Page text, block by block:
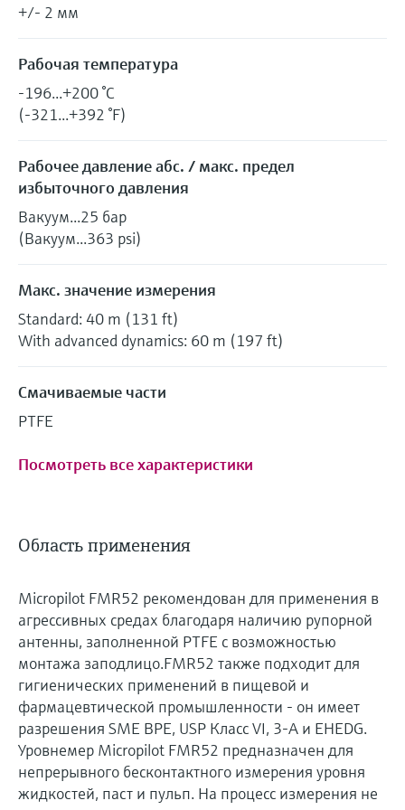
+/- 2 мм
Рабочая температура
-196...+200 °C
(-321...+392 °F)
Рабочее давление абс. / макс. предел
избыточного давления
Вакуум...25 бар
(Вакуум...363 psi)
Макс. значение измерения
Standard: 40 m (131 ft)
With advanced dynamics: 60 m (197 ft)
Смачиваемые части
PTFE
Посмотреть все характеристики
Область применения
Micropilot FMR52 рекомендован для применения в
агрессивных средах благодаря наличию рупорной
антенны, заполненной PTFE с возможностью
монтажа заподлицо.FMR52 также подходит для
гигиенических применений в пищевой и
фармацевтической промышленности - он имеет
разрешения SME BPE, USP Класс VI, 3-A и EHEDG.
Уровнемер Micropilot FMR52 предназначен для
непрерывного бесконтактного измерения уровня
жидкостей, паст и пульп. На процесс измерения не